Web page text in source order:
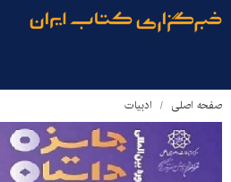
صفحه اصلی ادبیات